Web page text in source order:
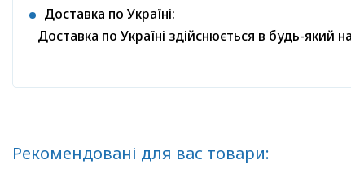
Доставка по Україні:
Доставка по Україні здійснюється в будь-
Рекомендовані для вас товари: